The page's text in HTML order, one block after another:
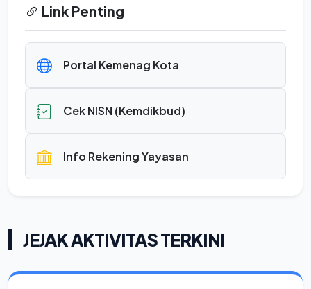
Link Penting
Portal Kemenag Kota
Cek NISN (Kemdikbud)
Info Rekening Yayasan
JEJAK AKTIVITAS TERKINI